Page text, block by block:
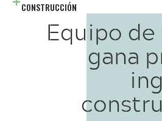
CONSTRUCCIÓN
Equipo
gana